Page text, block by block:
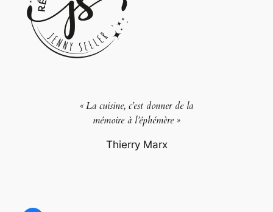
« La cuisine, c’est donner de la
mémoire à l’éphémère »
Thierry Marx